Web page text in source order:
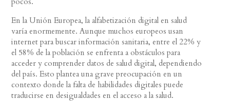
En la Unión Europea, la alfabetización digital en salud
varía enormemente. Aunque muchos europeos usan
internet para buscar información sanitaria, entre el 22% y
el 58% de la población se enfrenta a obstáculos para
acceder y comprender datos de salud digital, dependiendo
del país. Esto plantea una grave preocupación en un
contexto donde la falta de habilidades digitales puede
traducirse en desigualdades en el acceso a la salud.